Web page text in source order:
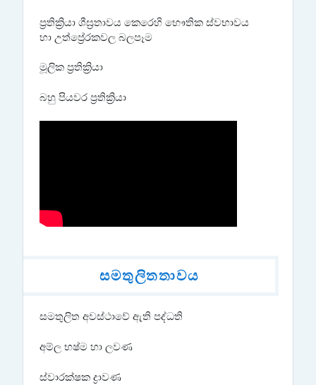
ප්‍රතික්‍රියා ශීඝ්‍රතාවය කෙරෙහි භෞතික ස්වභාවය
හා උත්ප්‍රේරකවල බලපෑම
මූලික ප්‍රතික්‍රියා
බහු පියවර ප්‍රතික්‍රියා
සමතුලිතතාවය
සමතුලිත අවස්ථාවේ ඇති පද්ධති
අම්ල භෂ්ම හා ලවණ
ස්වාරක්ෂක ද්‍රාවණ